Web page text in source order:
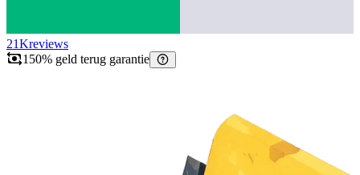
21Kreviews
150% geld terug garantie